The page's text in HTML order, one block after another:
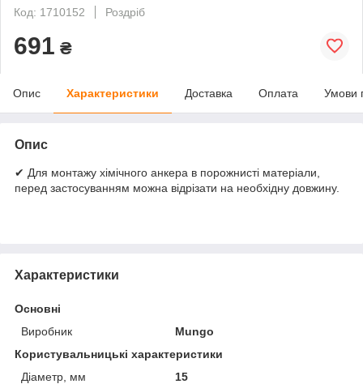
Код: 1710152
Роздріб
691 ₴
Опис Характеристики Доставка Оплата Умови
Опис
✔ Для монтажу хімічного анкера в порожнисті матеріали,
перед застосуванням можна відрізати на необхідну довжину.
Характеристики
Основні
Виробник
Mungo
Користувальницькі характеристики
Діаметр, мм
15